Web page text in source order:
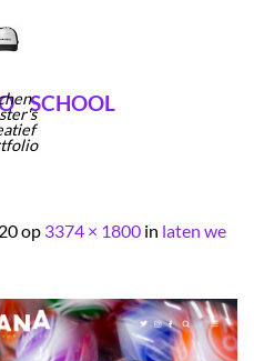
SCHOOL
op 3374 × 1800 in laten we